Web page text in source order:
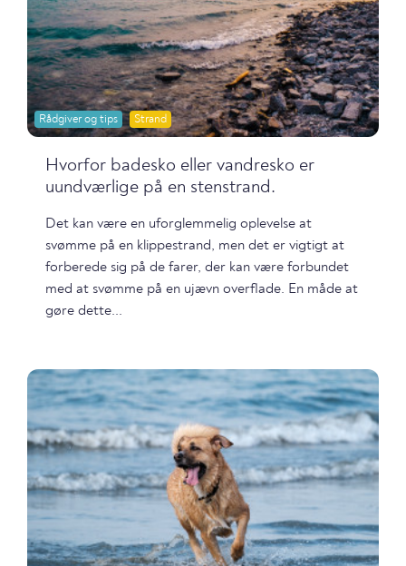
Rådgiver og tips Strand
Hvorfor badesko eller vandresko er
uundværlige på en stenstrand.
Det kan være en uforglemmelig oplevelse at
svømme på en klippestrand, men det er vigtigt at
forberede sig på de farer, der kan være forbundet
med at svømme på en ujævn overflade. En måde at
gøre dette...